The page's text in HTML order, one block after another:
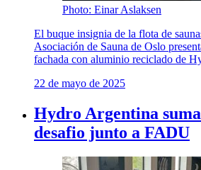
Photo: Einar Aslaksen
El buque insignia de la flota de
Asociación de Sauna de Oslo
fachada con aluminio reciclado de
22 de mayo de 2025
Hydro Argentina
desafio junto a FADU